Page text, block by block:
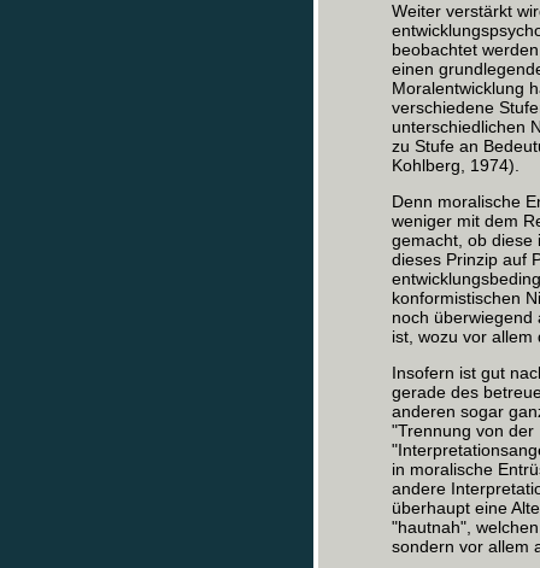
Weiter verstärkt
beobachtet
einen
Moralentwicklung
verschiedene
unterschiedlichen
zu Stufe an
Kohlberg, 1974).
Denn moralische
weniger mit dem
gemacht, ob diese
dieses Prinzip auf
konformistischen
noch
ist, wozu vor
Insofern ist gut
gerade des
anderen sogar
"Trennung von der
in moralische
andere
überhaupt eine
"hautnah",
sondern vor allem